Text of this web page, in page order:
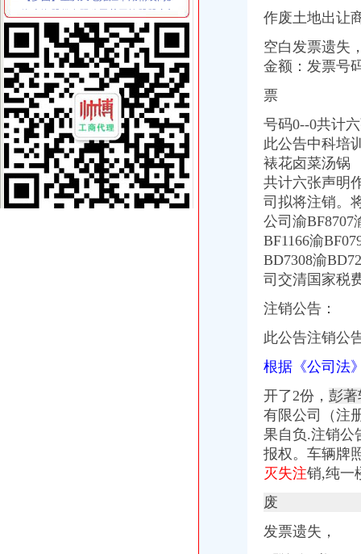
台州房产新闻_台州房地产资讯-台州搜狐焦点网
重庆天地媒之城市之舟——卖场终端媒体-重庆58同城
重庆杨家坪保洁公司杨家坪天地缘清洁公司杨家坪地毯窗帘清洗-直辖
潼南网_潼南论坛_人才网招聘_天气预报-潼南公司注册工商代办重庆
12月31日影响沪深两市上市公司股价公告速递_财经频道_证券之星
盐城驾驶证就近年审有“条件”_江苏各地_新闻_腾讯网
重庆市急救救助基金会-搜百科
瑞安房地产47亿元向万科（02202）出售重庆天地项目-汇金网
重庆市乾方天地科贸有限公司食品分厂_【信用信息_诉讼信息_财务信
下周别提示-股票频道-和讯网
2月13日晚间深市主板公告一览-股票频道-和讯网
赢商网家盘点：2015年度重庆商业地产十大事件_新闻中心_赢商网
雍江翠湖,永嘉路45号-重庆雍江翠湖二手房、租房-重庆安居客
赢商网家盘点：2015年度重庆商业地产十大事件_搜狐其它_搜狐网
【多图】重庆天地雍江翠湖精装两房户型方正视野无遮挡全新未住
瑞安房地产47亿元向万科（02202）出售重庆天地项目-汇金网
12月31日影响沪深两市上市公司股价公告速递-期指频道-金融界
12月31日影响沪深两市上市公司股价公告速递_财经频道_证券之星
重庆正川包装材料股份有限公司开具给福安业集团庆余堂制有
重庆市山丹生物农有限公司永川销售分公司_【信用信息_诉讼信息_
作废土地出让
空白发票遗失
金额：发票号
票
号码0--0共计
此公告中科
裱花卤菜汤锅
共计六张声明
司拟将注销。
公司渝BF8707
BF1166渝
BD7308渝
司交清国家税
注销公告：
此公告注销公
根据《公司法
开了2份， 彭著
有限公司（注
果自负.注销公
报权。 车辆牌
灭失注销,纯一
废
发票遗失，